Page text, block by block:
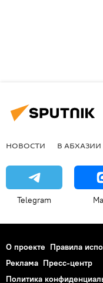
НОВОСТИ В АБХАЗИИ
Telegram
О проекте Правила
Реклама Пресс-центр
Политика